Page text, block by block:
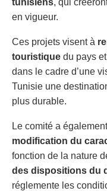
en vigueur.
Ces projets visent à
touristique du pays
dans le cadre d’une
Tunisie une
plus durable.
Le comité a
modification du
fonction de la nature
des dispositions du
réglemente les